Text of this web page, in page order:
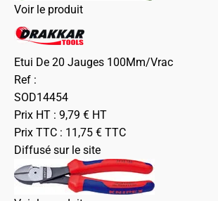
Voir le produit
Etui De 20 Jauges 100Mm/Vrac
Ref :
SOD14454
Prix HT : 9,79 € HT
Prix TTC : 11,75 € TTC
Diffusé sur le site